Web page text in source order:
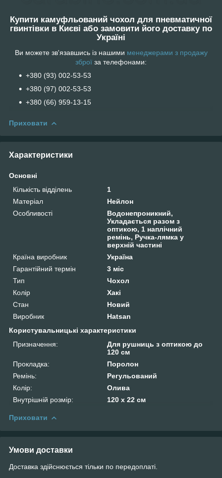
Купити камуфльований чохол для пневматичної
гвинтівки в Києві або замовити його доставку по
Україні
Ви можете зв'язавшись із нашими менеджерами з продажу
зброї за телефонами:
+380 (93) 002-53-53
+380 (97) 002-53-53
+38‎0 (66) 959-13-15
Приховати
Характеристики
Основні
Кількість відділень
1
Матеріал
Нейлон
Особливості
Водонепроникний,
Укладається разом з
оптикою, 1 наплічний
ремінь, Ручка-лямка у
верхній частині
Країна виробник
Україна
Гарантійний термін
3 міс
Тип
Чохол
Колір
Хакі
Стан
Новий
Виробник
Hatsan
Користувальницькі характеристики
Призначення:
Для рушниць з оптикою до
120 см
Прокладка:
Поролон
Ремінь:
Регульований
Колір:
Олива
Внутрішній розмір:
120 х 22 см
Приховати
Умови доставки
Доставка здійснюється тільки по передоплаті.